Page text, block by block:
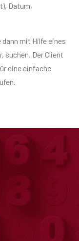
Datum,
mit Hilfe eines
suchen. Der Client
eine einfache